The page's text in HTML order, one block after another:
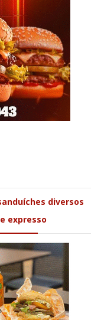
diversos
expresso